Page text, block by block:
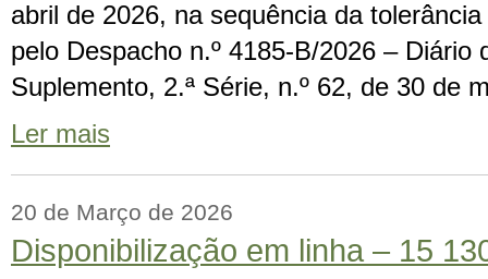
abril de 2026, na sequência da
pelo Despacho n.º 4185-B/2026 – Diário
Suplemento, 2.ª Série, n.º 62, de 30 de
Ler mais
20 de Março de 2026
Disponibilização em linha – 15